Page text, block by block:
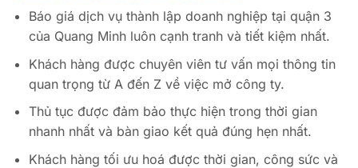
Báo giá dịch vụ thành lập doanh nghiệp tại quận 3
của Quang Minh luôn cạnh tranh và tiết kiệm nhất.
Khách hàng được chuyên viên tư vấn mọi thông tin
quan trọng từ A đến Z về việc mở công ty.
Thủ tục được đảm bảo thực hiện trong thời gian
nhanh nhất và bàn giao kết quả đúng hẹn nhất.
Khách hàng tối ưu hoá được thời gian, công sức và